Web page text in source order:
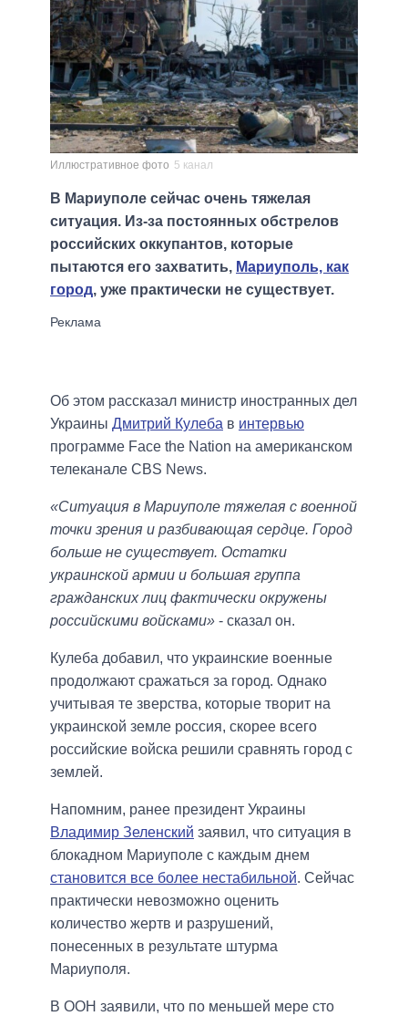
Иллюстративное фото 5 канал
В Мариуполе сейчас очень тяжелая
ситуация. Из-за постоянных обстрелов
российских оккупантов, которые
пытаются его захватить, Мариуполь, как
город, уже практически не существует.
Об этом рассказал министр иностранных дел
Украины Дмитрий Кулеба в интервью
программе Face the Nation на американском
телеканале CBS News.
«Ситуация в Мариуполе тяжелая с военной
точки зрения и разбивающая сердце. Город
больше не существует. Остатки
украинской армии и большая группа
гражданских лиц фактически окружены
российскими войсками» - сказал он.
Кулеба добавил, что украинские военные
продолжают сражаться за город. Однако
учитывая те зверства, которые творит на
украинской земле россия, скорее всего
российские войска решили сравнять город с
землей.
Напомним, ранее президент Украины
Владимир Зеленский заявил, что ситуация в
блокадном Мариуполе с каждым днем
становится все более нестабильной. Сейчас
практически невозможно оценить
количество жертв и разрушений,
понесенных в результате штурма
Мариуполя.
В ООН заявили, что по меньшей мере сто